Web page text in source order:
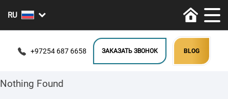
+97254 687 6658 ЗАКАЗАТЬ ЗВОНОК BLOG
Nothing Found